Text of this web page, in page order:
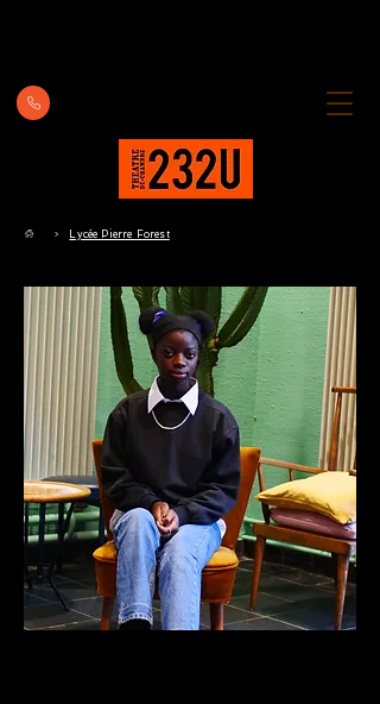
> Lycée Pierre Forest